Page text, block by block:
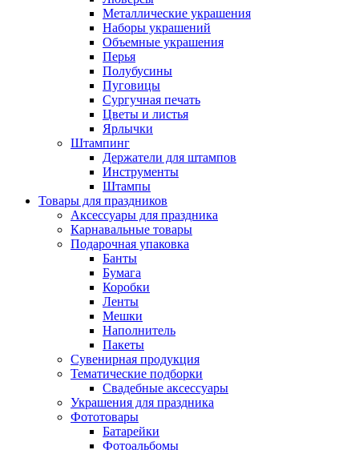
Металлические украшения
Наборы украшений
Объемные украшения
Перья
Полубусины
Пуговицы
Сургучная печать
Цветы и листья
Ярлычки
Штампинг
Держатели для штампов
Инструменты
Штампы
Товары для праздников
Аксессуары для праздника
Карнавальные товары
Подарочная упаковка
Банты
Бумага
Коробки
Ленты
Мешки
Наполнитель
Пакеты
Сувенирная продукция
Тематические подборки
Свадебные аксессуары
Украшения для праздника
Фототовары
Батарейки
Фотоальбомы